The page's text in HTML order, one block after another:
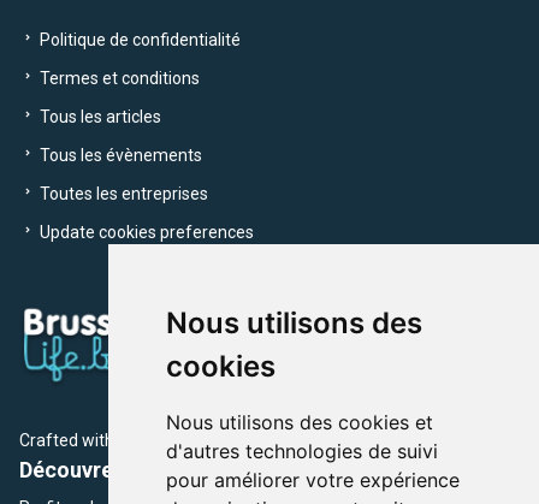
Nous utilisons des
cookies
Nous utilisons des cookies et
d'autres technologies de suivi
pour améliorer votre expérience
Politique de confidentialité
Termes et conditions
Tous les articles
Tous les évènements
Toutes les entreprises
Update cookies preferences
Crafted with by Brusselslife Team
Découvrez plus de 12 000 adresses et événements